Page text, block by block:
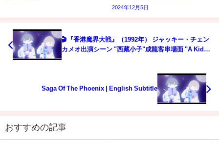
2024年12月5日
🎬『香港魔界大戦』（1992年） ジャッキー・チェン
カメオ出演シーン "西藏小子"成龍客串場面 "A Kid
Saga Of The Phoenix | English Subtitle
おすすめの記事